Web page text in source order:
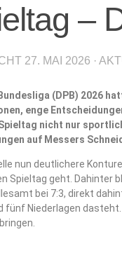
–
27. MAI 2026 ·
(DPB) 2026
enge
nicht nur
auf Messers
nun deutlichere
Spieltag geht.
bei 7:3, direkt
fünf Niederlagen